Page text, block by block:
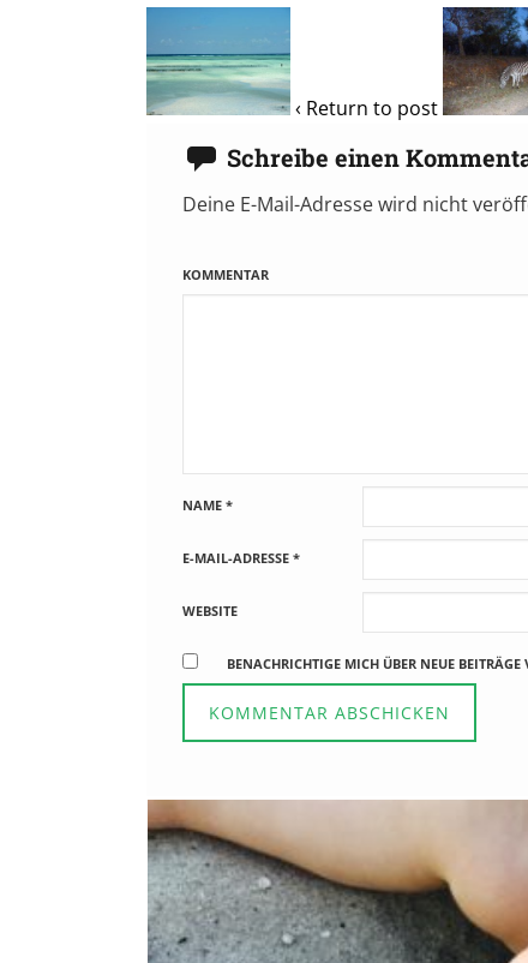
‹ Return to post
Schreibe einen
Deine E-Mail-Adresse wird nicht
KOMMENTAR
NAME *
E-MAIL-ADRESSE *
WEBSITE
BENACHRICHTIGE MICH ÜBER NEUE